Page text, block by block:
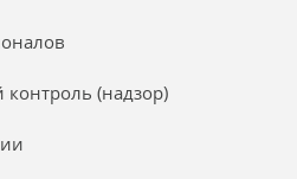
контроль (надзор)